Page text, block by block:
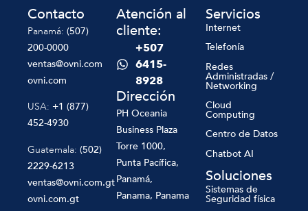
Contacto
Panamá: (507)
200-0000
ventas@ovni.com
ovni.com
USA: +1 (877)
452-4930
Guatemala: (502)
2229-6213
ventas@ovni.com.gt
ovni.com.gt
Atención al
cliente:
+507
6415-
8928
Dirección
PH Oceania
Business Plaza
Torre 1000,
Punta Pacífica,
Panamá,
Panama, Panama
Servicios
Internet
Telefonía
Redes
Administradas /
Networking
Cloud
Computing
Centro de Datos
Chatbot AI
Soluciones
Sistemas de
Seguridad física